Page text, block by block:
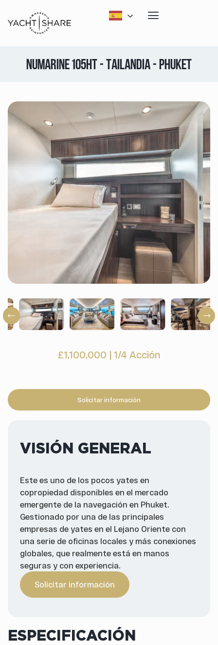
NUMARINE 105HT - TAILANDIA - PHUKET
£1,100,000 | 1/4 Acción
Solicitar información
VISIÓN GENERAL
Este es uno de los pocos yates en
copropiedad disponibles en el mercado
emergente de la navegación en Phuket.
Gestionado por una de las principales
empresas de yates en el Lejano Oriente con
una serie de oficinas locales y más conexiones
globales, que realmente está en manos
seguras y con experiencia.
Solicitar información
ESPECIFICACIÓN